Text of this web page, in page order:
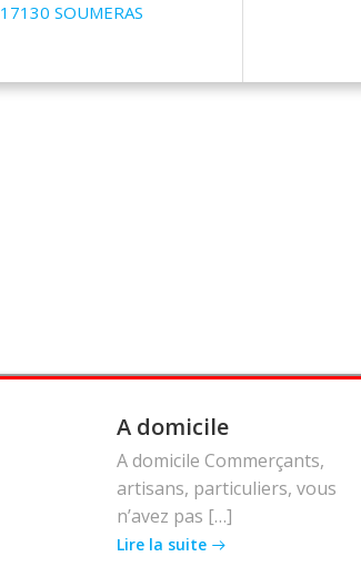
17130 SOUMERAS
A domicile
A domicile Commerçants,
artisans, particuliers, vous
n’avez pas […]
Lire la suite